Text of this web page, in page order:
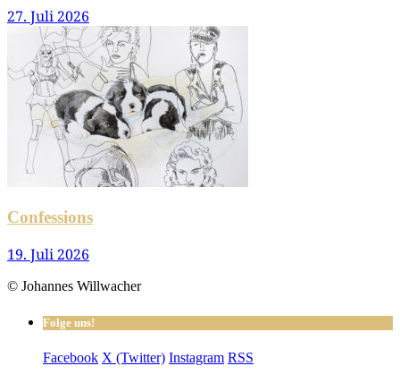
27. Juli 2026
Confessions
19. Juli 2026
© Johannes Willwacher
Folge uns!
Facebook X (Twitter) Instagram RSS